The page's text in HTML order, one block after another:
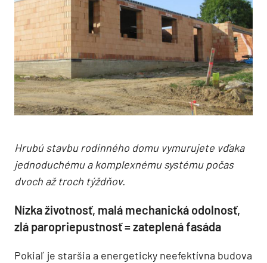
Hrubú stavbu rodinného domu vymurujete vďaka
jednoduchému a komplexnému systému počas
dvoch až troch týždňov.
Nízka životnosť, malá mechanická odolnosť,
zlá paropriepustnosť = zateplená fasáda
Pokiaľ je staršia a energeticky neefektívna budova